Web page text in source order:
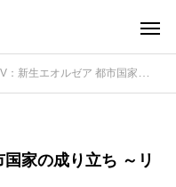
生エオルゼア 都市国家の成り立ち ～リムサ・ロミンサ編
家の成り立ち ～リ